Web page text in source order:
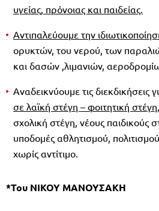
υγείας, πρόνοιας και παιδείας.
Αντιπαλεύουμε την
ορυκτών, του νερού, των
και δασών ,λιμανιών,
Αναδεικνύουμε τις διεκδικήσεις
σε λαϊκή στέγη – φοιτητική στέγη
σχολική στέγη, νέους παιδικούς
υποδομές αθλητισμού,
χωρίς αντίτιμο.
*Του ΝΙΚΟΥ ΜΑΝΟΥΣΑΚΗ